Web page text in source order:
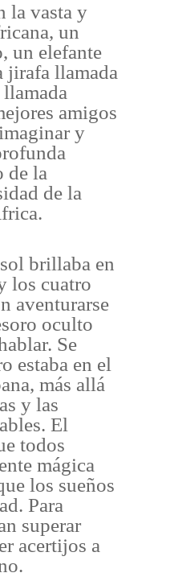
la vasta y
un
un elefante
jirafa llamada
amigos
y
de la
de la
brillaba en
los cuatro
aventurarse
oculto
Se
estaba en el
más allá
y las
El
todos
mágica
los sueños
Para
superar
acertijos a